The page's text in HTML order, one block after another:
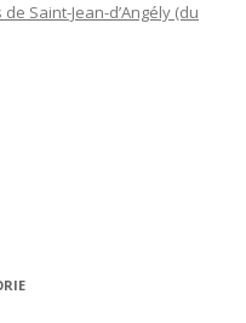
Saint-Jean-d’Angély (du